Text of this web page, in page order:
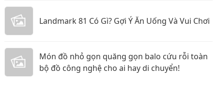
Landmark 81 Có Gì? Gợi Ý Ăn Uống Và Vui Chơi
Món đồ nhỏ gọn quăng gọn balo cứu rỗi toàn
bộ đồ công nghệ cho ai hay di chuyển!